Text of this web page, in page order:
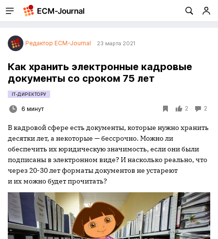
Редактор ECM-Journal 23 марта 2021
Как хранить электронные кадровые
документы со сроком 75 лет
IT-ДИРЕКТОРУ
6 минут 2 2
В кадровой сфере есть документы, которые нужно хранить
десятки лет, а некоторые — бессрочно. Можно ли
обеспечить их юридическую значимость, если они были
подписаны в электронном виде? И насколько реально, что
через 20-30 лет форматы документов не устареют
и их можно будет прочитать?